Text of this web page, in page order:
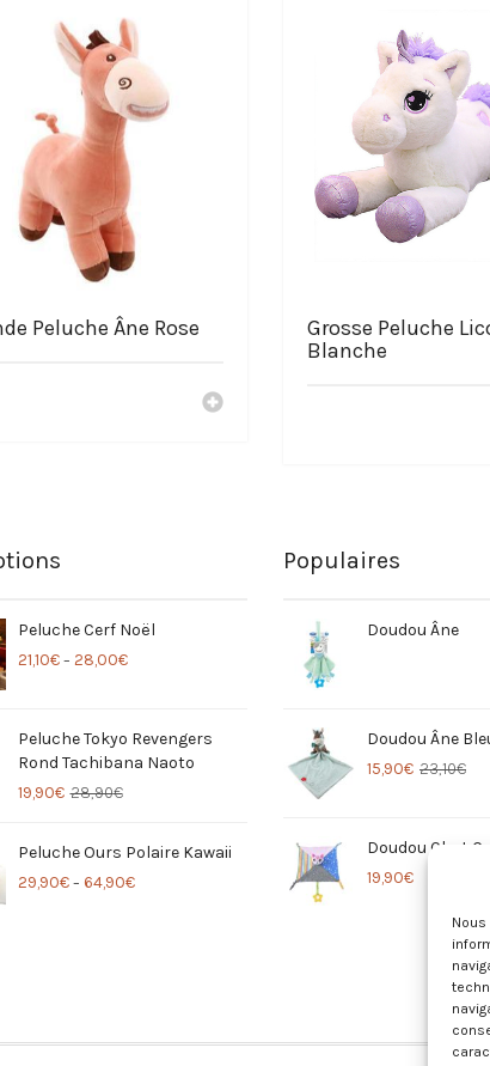
Peluche Âne Rose
Grosse Peluche
Blanche
Peluche Cerf Noël
21,10€– 28,00€
Peluche Tokyo Revengers
Rond Tachibana Naoto
28,90€
19,90€
Peluche Ours Polaire Kawaii
29,90€– 64,90€
Populaires
Doudou Âne
Doudou Âne
23,10€
15,90€
Doudou Chat
19,90€